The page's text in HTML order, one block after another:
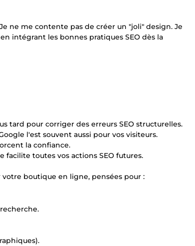
ne me contente pas de créer un "joli" design. Je
intégrant les bonnes pratiques SEO dès la
tard pour corriger des erreurs SEO structurelles.
l'est souvent aussi pour vos visiteurs.
la confiance.
facilite toutes vos actions SEO futures.
boutique en ligne, pensées pour :